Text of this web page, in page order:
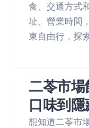
食、交通方式
址、營業時間
東自由行，探
二苓市
口味到
想知道二苓市